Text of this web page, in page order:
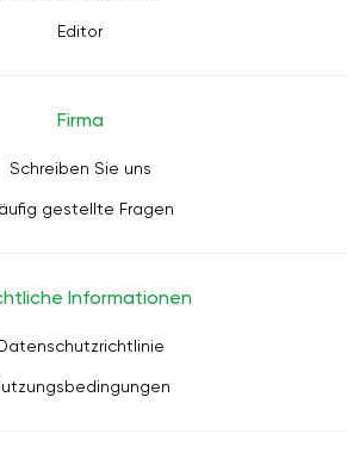
Editor
Firma
Schreiben Sie uns
gestellte Fragen
Informationen